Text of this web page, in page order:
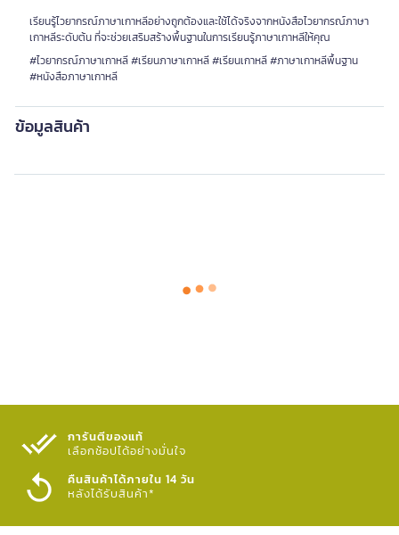
เรียนรู้ไวยากรณ์ภาษาเกาหลีอย่างถูกต้องและใช้ได้จริงจากหนังสือไวยากรณ์ภาษา
เกาหลีระดับต้น ที่จะช่วยเสริมสร้างพื้นฐานในการเรียนรู้ภาษาเกาหลีให้คุณ
#ไวยากรณ์ภาษาเกาหลี #เรียนภาษาเกาหลี #เรียนเกาหลี #ภาษาเกาหลีพื้นฐาน
#หนังสือภาษาเกาหลี
ข้อมูลสินค้า
การันตีของแท้
เลือกช้อปได้อย่างมั่นใจ​
คืนสินค้าได้ภายใน 14 วัน
หลังได้รับสินค้า*